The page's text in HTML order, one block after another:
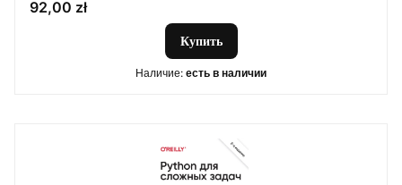
Цена
92,00 zł
Купить
Наличие: есть в наличии